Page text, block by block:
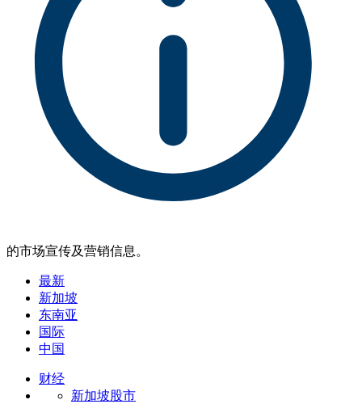
的市场宣传及营销信息。
最新
新加坡
东南亚
国际
中国
财经
新加坡股市